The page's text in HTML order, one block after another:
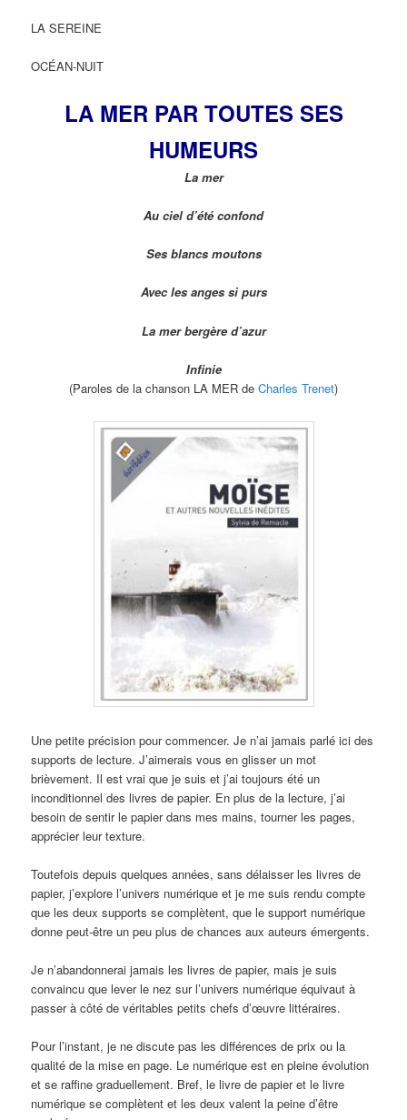
LA SEREINE
OCÉAN-NUIT
LA MER PAR TOUTES SES
HUMEURS
La mer
Au ciel d’été confond
Ses blancs moutons
Avec les anges si purs
La mer bergère d’azur
Infinie
(Paroles de la chanson LA MER de Charles Trenet)
Une petite précision pour commencer. Je n’ai jamais parlé ici des
supports de lecture. J’aimerais vous en glisser un mot
brièvement. Il est vrai que je suis et j’ai toujours été un
inconditionnel des livres de papier. En plus de la lecture, j’ai
besoin de sentir le papier dans mes mains, tourner les pages,
apprécier leur texture.
Toutefois depuis quelques années, sans délaisser les livres de
papier, j’explore l’univers numérique et je me suis rendu compte
que les deux supports se complètent, que le support numérique
donne peut-être un peu plus de chances aux auteurs émergents.
Je n’abandonnerai jamais les livres de papier, mais je suis
convaincu que lever le nez sur l’univers numérique équivaut à
passer à côté de véritables petits chefs d’œuvre littéraires.
Pour l’instant, je ne discute pas les différences de prix ou la
qualité de la mise en page. Le numérique est en pleine évolution
et se raffine graduellement. Bref, le livre de papier et le livre
numérique se complètent et les deux valent la peine d’être